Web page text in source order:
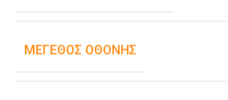
ΜΈΓΕΘΟΣ ΟΘΌΝΗΣ